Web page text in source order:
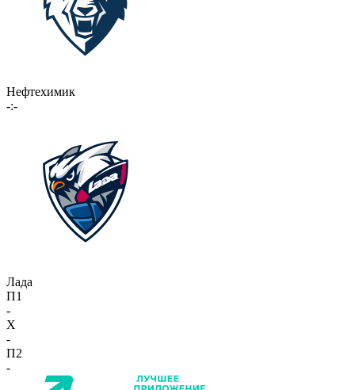
Нефтехимик
-:-
Лада
П1
-
X
-
П2
-